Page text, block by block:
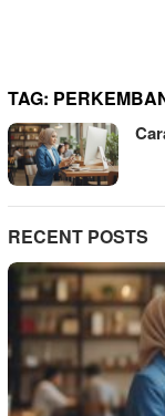
TAG:
RECENT POSTS